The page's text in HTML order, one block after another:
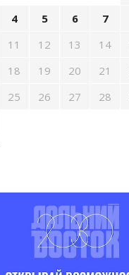
4 5 6 7
11 12 13 14
18 19 20 21
25 26 27 28